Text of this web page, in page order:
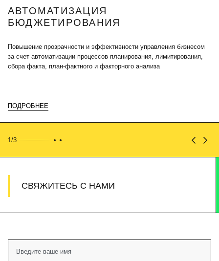
АВТОМАТИЗАЦИЯ
БЮДЖЕТИРОВАНИЯ
Повышение прозрачности и эффективности управления бизнесом
за счет автоматизации процессов планирования, лимитирования,
сбора факта, план-фактного и факторного анализа
ПОДРОБНЕЕ
1/3
СВЯЖИТЕСЬ С НАМИ